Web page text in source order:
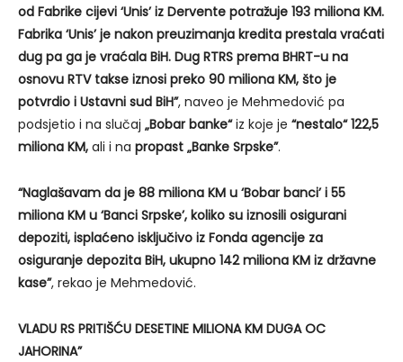
od Fabrike cijevi ‘Unis’ iz Dervente potražuje 193 miliona KM.
Fabrika ‘Unis’ je nakon preuzimanja kredita prestala vraćati
dug pa ga je vraćala BiH. Dug RTRS prema BHRT-u na
osnovu RTV takse iznosi preko 90 miliona KM, što je
potvrdio i Ustavni sud BiH”, naveo je Mehmedović pa
podsjetio i na slučaj „Bobar banke“iz koje je “nestalo“ 122,5
miliona KM, ali i na propast „Banke Srpske”.
“Naglašavam da je 88 miliona KM u ‘Bobar banci’ i 55
miliona KM u ‘Banci Srpske’, koliko su iznosili osigurani
depoziti, isplaćeno isključivo iz Fonda agencije za
osiguranje depozita BiH, ukupno 142 miliona KM iz državne
kase”, rekao je Mehmedović.
VLADU RS PRITIŠĆU DESETINE MILIONA KM DUGA OC
JAHORINA”